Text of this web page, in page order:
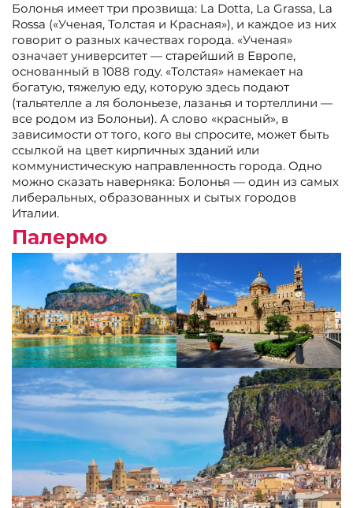
Болонья имеет три прозвища: La Dotta, La Grassa, La
Rossa («Ученая, Толстая и Красная»), и каждое из них
говорит о разных качествах города. «Ученая»
означает университет — старейший в Европе,
основанный в 1088 году. «Толстая» намекает на
богатую, тяжелую еду, которую здесь подают
(тальятелле а ля болоньезе, лазанья и тортеллини —
все родом из Болоньи). А слово «красный», в
зависимости от того, кого вы спросите, может быть
ссылкой на цвет кирпичных зданий или
коммунистическую направленность города. Одно
можно сказать наверняка: Болонья — один из самых
либеральных, образованных и сытых городов
Италии.
Палермо